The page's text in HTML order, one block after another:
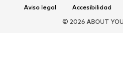
Aviso legal
Accesibilidad
© 2026 ABOUT